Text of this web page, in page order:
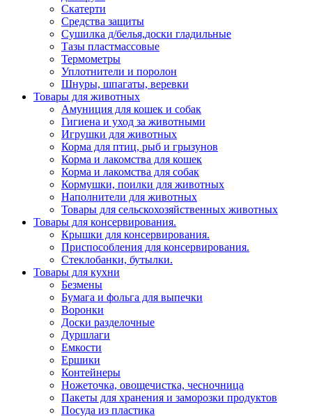
Скатерти
Средства защиты
Сушилка д/белья,доски гладильные
Тазы пластмассовые
Термометры
Уплотнители и поролон
Шнуры, шпагаты, веревки
Товары для животных
Амуниция для кошек и собак
Гигиена и уход за животными
Игрушки для животных
Корма для птиц, рыб и грызунов
Корма и лакомства для кошек
Корма и лакомства для собак
Кормушки, поилки для животных
Наполнители для животных
Товары для сельскохозяйственных животных
Товары для консервирования.
Крышки для консервирования.
Приспособления для консервирования.
Стеклобанки, бутылки.
Товары для кухни
Безмены
Бумага и фольга для выпечки
Воронки
Доски разделочные
Дуршлаги
Емкости
Ершики
Контейнеры
Ножеточка, овощечистка, чесночница
Пакеты для хранения и заморозки продуктов
Посуда из пластика